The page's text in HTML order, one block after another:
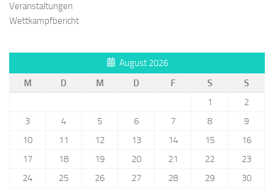
Veranstaltungen
Wettkampfbericht
August 2026
M
D M D F S
S
1
2
3
4 5 6 7 8
9
10
11 12 13 14 15
16
17
18 19 20 21 22
23
24
25 26 27 28 29
30